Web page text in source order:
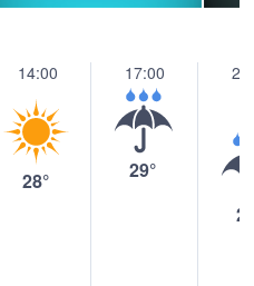
14:00
28°
17:00
29°